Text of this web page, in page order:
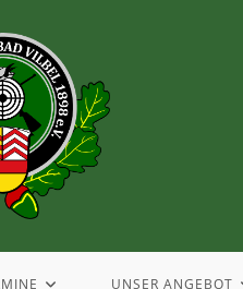
UNSER ANGEBOT